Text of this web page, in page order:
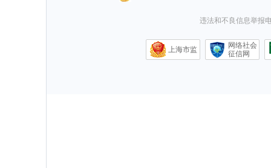
违法和不良信息举报
上海市监
网络社会
征信网